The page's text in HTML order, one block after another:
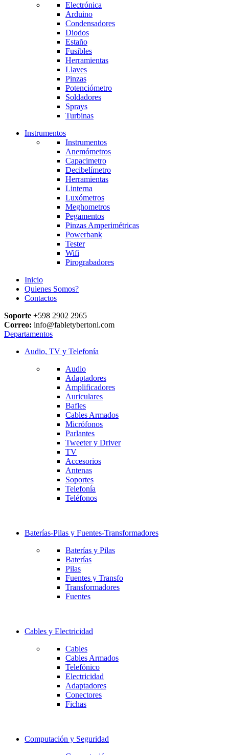
Electrónica
Arduino
Condensadores
Diodos
Estaño
Fusibles
Herramientas
Llaves
Pinzas
Potenciómetro
Soldadores
Sprays
Turbinas
Instrumentos
Instrumentos
Anemómetros
Capacimetro
Decibelímetro
Herramientas
Linterna
Luxómetros
Meghometros
Pegamentos
Pinzas Amperimétricas
Powerbank
Tester
Wifi
Pirograbadores
Inicio
Quienes Somos?
Contactos
Soporte +598 2902 2965
Correo: info@fabletybertoni.com
Departamentos
Audio, TV y Telefonía
Audio
Adaptadores
Amplificadores
Auriculares
Bafles
Cables Armados
Micrófonos
Parlantes
Tweeter y Driver
TV
Accesorios
Antenas
Soportes
Telefonía
Teléfonos
Baterías-Pilas y Fuentes-Transformadores
Baterías y Pilas
Baterías
Pilas
Fuentes y Transfo
Transformadores
Fuentes
Cables y Electricidad
Cables
Cables Armados
Telefónico
Electricidad
Adaptadores
Conectores
Fichas
Computación y Seguridad